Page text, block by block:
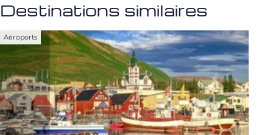
Destinations similaires
Aéroports